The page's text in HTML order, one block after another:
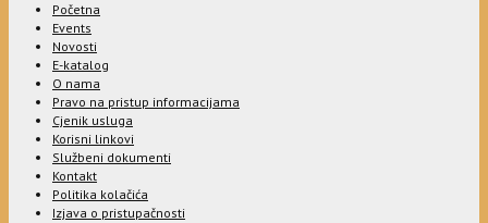
Početna
Events
Novosti
E-katalog
O nama
Pravo na pristup informacijama
Cjenik usluga
Korisni linkovi
Službeni dokumenti
Kontakt
Politika kolačića
Izjava o pristupačnosti